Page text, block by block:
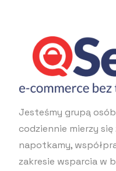
Jesteśmy grupą
codziennie mierzy
napotkamy,
zakresie wsparcia w